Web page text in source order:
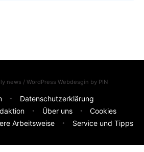
news / WordPress Webdesgin by PIN
Datenschutzerklärung
Über uns
Cookies
Arbeitsweise Service und Tipps